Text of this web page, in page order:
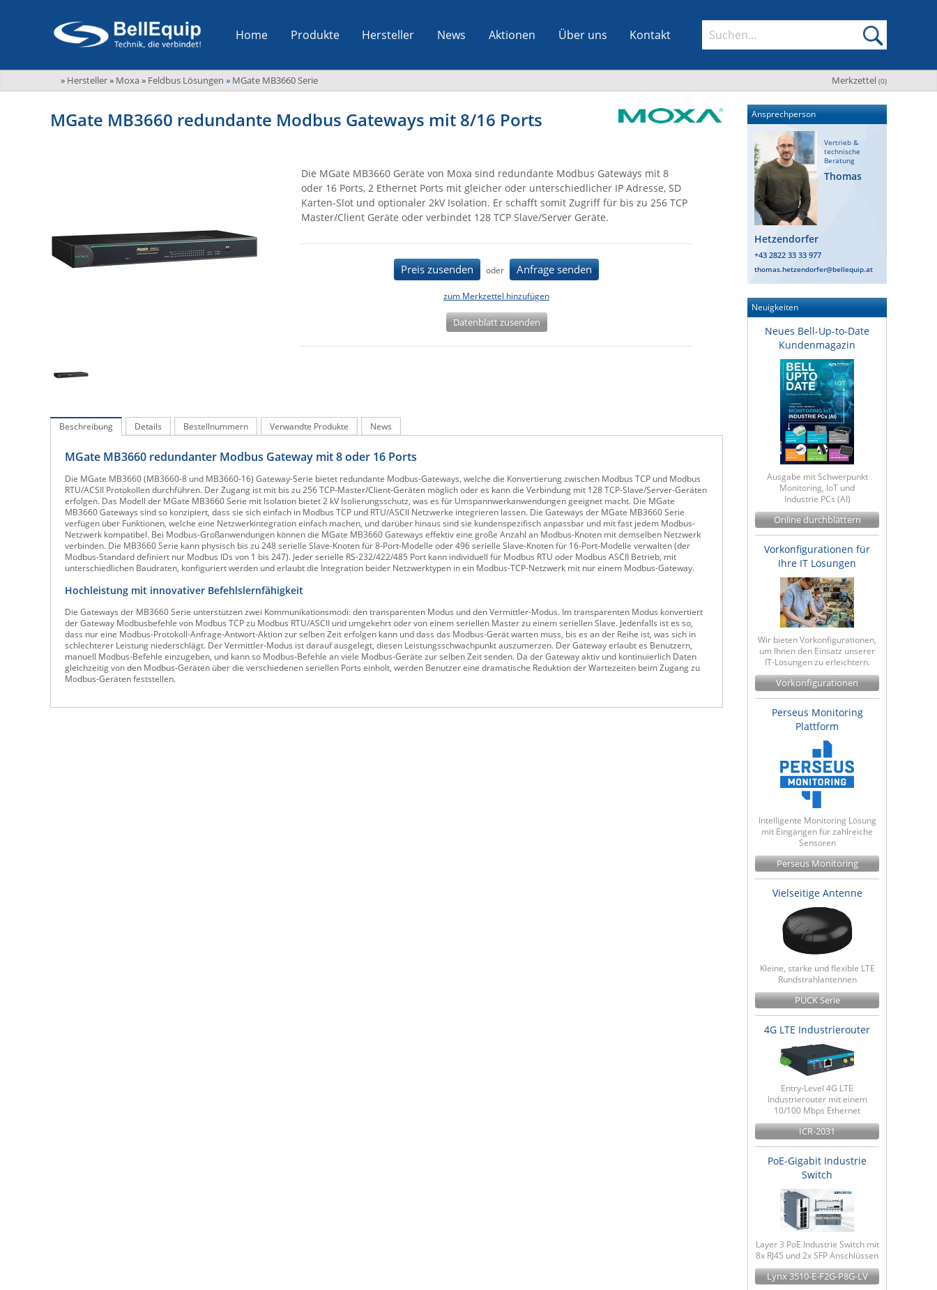
Home Produkte Hersteller News Aktionen Über uns Kontakt
Merkzettel (0)
» Hersteller» Moxa» Feldbus Lösungen » MGate MB3660 Serie
MGate MB3660 redundante Modbus Gateways mit 8/16 Ports
Die MGate MB3660 Geräte von Moxa sind redundante Modbus Gateways mit 8
oder 16 Ports, 2 Ethernet Ports mit gleicher oder unterschiedlicher IP Adresse, SD
Karten-Slot und optionaler 2kV Isolation. Er schafft somit Zugriff für bis zu 256 TCP
Master/Client Geräte oder verbindet 128 TCP Slave/Server Geräte.
Preis zusenden oder Anfrage senden
zum Merkzettel hinzufügen
Datenblatt zusenden
Beschreibung Details Bestellnummern Verwandte Produkte News
MGate MB3660 redundanter Modbus Gateway mit 8 oder 16 Ports
Die MGate MB3660 (MB3660-8 und MB3660-16) Gateway-Serie bietet redundante Modbus-Gateways, welche die Konvertierung zwischen Modbus TCP und Modbus
RTU/ACSII Protokollen durchführen. Der Zugang ist mit bis zu 256 TCP-Master/Client-Geräten möglich oder es kann die Verbindung mit 128 TCP-Slave/Server-Geräten
erfolgen. Das Modell der MGate MB3660 Serie mit Isolation bietet 2 kV Isolierungsschutz, was es für Umspannwerkanwendungen geeignet macht. Die MGate
MB3660 Gateways sind so konzipiert, dass sie sich einfach in Modbus TCP und RTU/ASCII Netzwerke integrieren lassen. Die Gateways der MGate MB3660 Serie
verfügen über Funktionen, welche eine Netzwerkintegration einfach machen, und darüber hinaus sind sie kundenspezifisch anpassbar und mit fast jedem Modbus-
Netzwerk kompatibel. Bei Modbus-Großanwendungen können die MGate MB3660 Gateways effektiv eine große Anzahl an Modbus-Knoten mit demselben Netzwerk
verbinden. Die MB3660 Serie kann physisch bis zu 248 serielle Slave-Knoten für 8-Port-Modelle oder 496 serielle Slave-Knoten für 16-Port-Modelle verwalten (der
Modbus-Standard definiert nur Modbus IDs von 1 bis 247). Jeder serielle RS-232/422/485 Port kann individuell für Modbus RTU oder Modbus ASCII Betrieb, mit
unterschiedlichen Baudraten, konfiguriert werden und erlaubt die Integration beider Netzwerktypen in ein Modbus-TCP-Netzwerk mit nur einem Modbus-Gateway.
Hochleistung mit innovativer Befehlslernfähigkeit
Die Gateways der MB3660 Serie unterstützen zwei Kommunikationsmodi: den transparenten Modus und den Vermittler-Modus. Im transparenten Modus konvertiert
der Gateway Modbusbefehle von Modbus TCP zu Modbus RTU/ASCII und umgekehrt oder von einem seriellen Master zu einem seriellen Slave. Jedenfalls ist es so,
dass nur eine Modbus-Protokoll-Anfrage-Antwort-Aktion zur selben Zeit erfolgen kann und dass das Modbus-Gerät warten muss, bis es an der Reihe ist, was sich in
schlechterer Leistung niederschlägt. Der Vermittler-Modus ist darauf ausgelegt, diesen Leistungsschwachpunkt auszumerzen. Der Gateway erlaubt es Benutzern,
manuell Modbus-Befehle einzugeben, und kann so Modbus-Befehle an viele Modbus-Geräte zur selben Zeit senden. Da der Gateway aktiv und kontinuierlich Daten
gleichzeitig von den Modbus-Geräten über die verschiedenen seriellen Ports einholt, werden Benutzer eine dramatische Reduktion der Wartezeiten beim Zugang zu
Modbus-Geräten feststellen.
Ansprechperson
Vertrieb &
technische
Beratung
Thomas
Hetzendorfer
+43 2822 33 33 977
thomas.hetzendorfer@bellequip.at
Neuigkeiten
Neues Bell-Up-to-Date
Kundenmagazin
Ausgabe mit Schwerpunkt
Monitoring, IoT und
Industrie PCs (AI)
Online durchblättern
Vorkonfigurationen für
Ihre IT Lösungen
Wir bieten Vorkonfigurationen,
um Ihnen den Einsatz unserer
IT-Lösungen zu erleichtern.
Vorkonfigurationen
Perseus Monitoring
Plattform
Intelligente Monitoring Lösung
mit Eingängen für zahlreiche
Sensoren
Perseus Monitoring
Vielseitige Antenne
Kleine, starke und flexible LTE
Rundstrahlantennen
PUCK Serie
4G LTE Industrierouter
Entry-Level 4G LTE
Industrierouter mit einem
10/100 Mbps Ethernet
ICR-2031
PoE-Gigabit Industrie
Switch
Layer 3 PoE Industrie Switch mit
8x RJ45 und 2x SFP Anschlüssen
Lynx 3510-E-F2G-P8G-LV